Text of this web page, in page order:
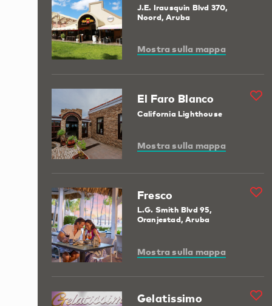
J.E. Irausquin Blvd 370,
Noord, Aruba
Mostra sulla mappa
El Faro Blanco
California Lighthouse
Mostra sulla mappa
Fresco
L.G. Smith Blvd 95,
Oranjestad, Aruba
Mostra sulla mappa
Gelatissimo